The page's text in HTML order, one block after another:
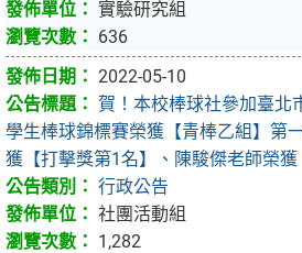
實驗研究組
636
2022-05-10
賀！本校棒球社參加臺北
學生棒球錦標賽榮獲【青棒乙組】第
獲【打擊獎第1名】、陳駿傑老師榮獲
行政公告
社團活動組
1,282